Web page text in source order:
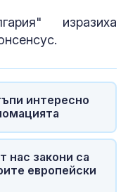
изразиха
интересно
нас закони са
европейски